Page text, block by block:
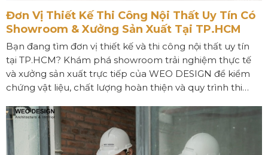
Đơn Vị Thiết Kế Thi Công Nội Thất Uy Tín Có
Showroom & Xưởng Sản Xuất Tại TP.HCM
Bạn đang tìm đơn vị thiết kế và thi công nội thất uy tín
tại TP.HCM? Khám phá showroom trải nghiệm thực tế
và xưởng sản xuất trực tiếp của WEO DESIGN để kiểm
chứng vật liệu, chất lượng hoàn thiện và quy trình thi
của mình.